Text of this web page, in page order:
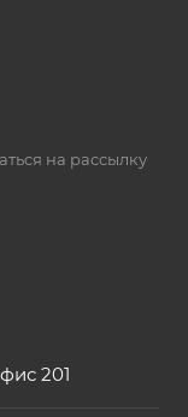
на рассылку
201